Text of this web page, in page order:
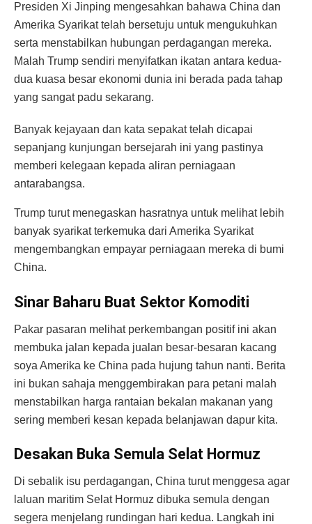
Presiden Xi Jinping mengesahkan bahawa China dan
Amerika Syarikat telah bersetuju untuk mengukuhkan
serta menstabilkan hubungan perdagangan mereka.
Malah Trump sendiri menyifatkan ikatan antara kedua-
dua kuasa besar ekonomi dunia ini berada pada tahap
yang sangat padu sekarang.
Banyak kejayaan dan kata sepakat telah dicapai
sepanjang kunjungan bersejarah ini yang pastinya
memberi kelegaan kepada aliran perniagaan
antarabangsa.
Trump turut menegaskan hasratnya untuk melihat lebih
banyak syarikat terkemuka dari Amerika Syarikat
mengembangkan empayar perniagaan mereka di bumi
China.
Sinar Baharu Buat Sektor Komoditi
Pakar pasaran melihat perkembangan positif ini akan
membuka jalan kepada jualan besar-besaran kacang
soya Amerika ke China pada hujung tahun nanti. Berita
ini bukan sahaja menggembirakan para petani malah
menstabilkan harga rantaian bekalan makanan yang
sering memberi kesan kepada belanjawan dapur kita.
Desakan Buka Semula Selat Hormuz
Di sebalik isu perdagangan, China turut menggesa agar
laluan maritim Selat Hormuz dibuka semula dengan
segera menjelang rundingan hari kedua. Langkah ini